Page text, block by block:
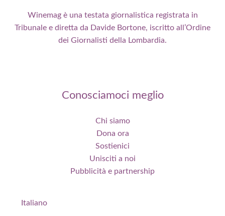
Winemag è una testata giornalistica registrata in
Tribunale e diretta da Davide Bortone, iscritto all’Ordine
dei Giornalisti della Lombardia.
Conosciamoci meglio
Chi siamo
Dona ora
Sostienici
Unisciti a noi
Pubblicità e partnership
Italiano